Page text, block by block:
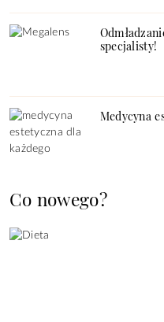
specjalisty!
Medycyna
Co nowego?